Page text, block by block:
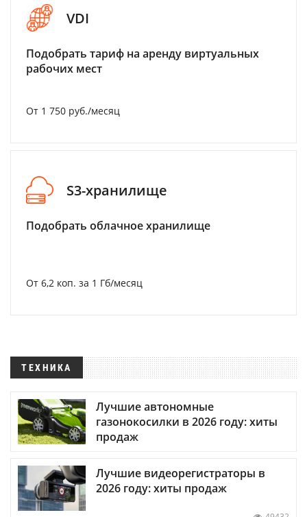
VDI
Подобрать тариф на аренду виртуальных
рабочих мест
От 1 750 руб./месяц
S3-хранилище
Подобрать облачное хранилище
От 6,2 коп. за 1 Гб/месяц
ТЕХНИКА
Лучшие автономные
газонокосилки в 2026 году: хиты
продаж
Лучшие видеорегистраторы в
2026 году: хиты продаж